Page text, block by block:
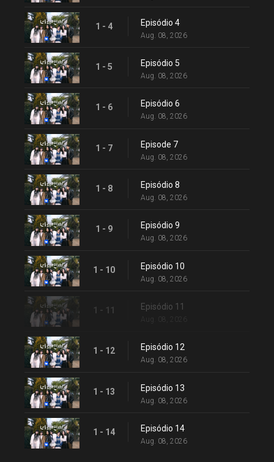
1 - 4 Episódio 4
Aug. 08, 2026
1 - 5 Episódio 5
Aug. 08, 2026
1 - 6 Episódio 6
Aug. 08, 2026
1 - 7 Episode 7
Aug. 08, 2026
1 - 8 Episódio 8
Aug. 08, 2026
1 - 9 Episódio 9
Aug. 08, 2026
1 - 10 Episódio 10
Aug. 08, 2026
1 - 11 Episódio 11
1 - 12 Episódio 12
Aug. 08, 2026
1 - 13 Episódio 13
Aug. 08, 2026
1 - 14 Episódio 14
Aug. 08, 2026